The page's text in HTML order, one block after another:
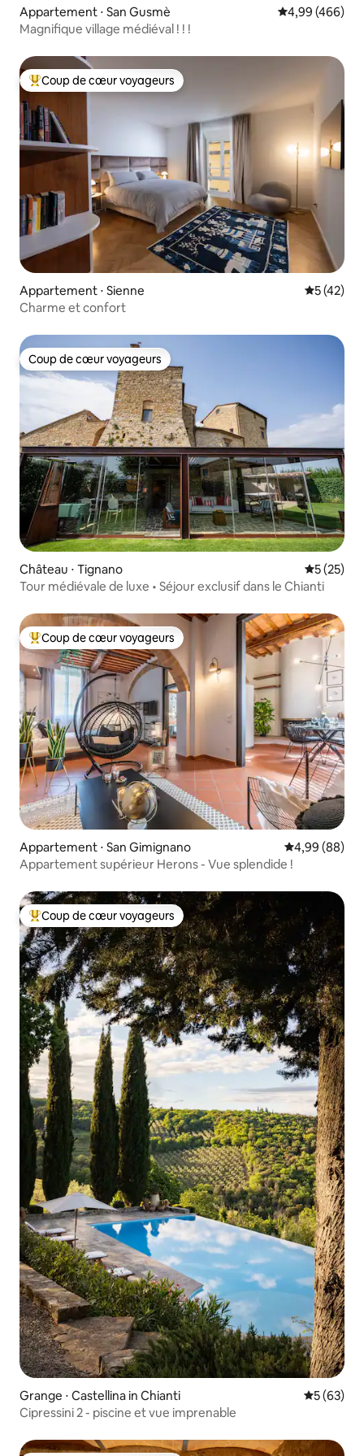
Appartement ⋅ San Gusmè Évaluation
4,99 (466)
Magnifique village médiéval ! ! !
Coups de cœur voyageurs les plus appréciés
Coup de cœur voyageurs
Appartement ⋅ Sienne
5 (42)
Charme et confort
Coup de cœur voyageurs
Coup de cœur voyageurs
Château ⋅ Tignano
5 (25)
Tour médiévale de luxe • Séjour exclusif dans le Chianti
Coups de cœur voyageurs les plus appréciés
Coup de cœur voyageurs
Appartement ⋅ San Gimignano Évaluation
4,99 (88)
Appartement supérieur Herons - Vue splendide !
Coups de cœur voyageurs les plus appréciés
Coup de cœur voyageurs
Grange ⋅ Castellina in Chianti
5 (63)
Cipressini 2 - piscine et vue imprenable